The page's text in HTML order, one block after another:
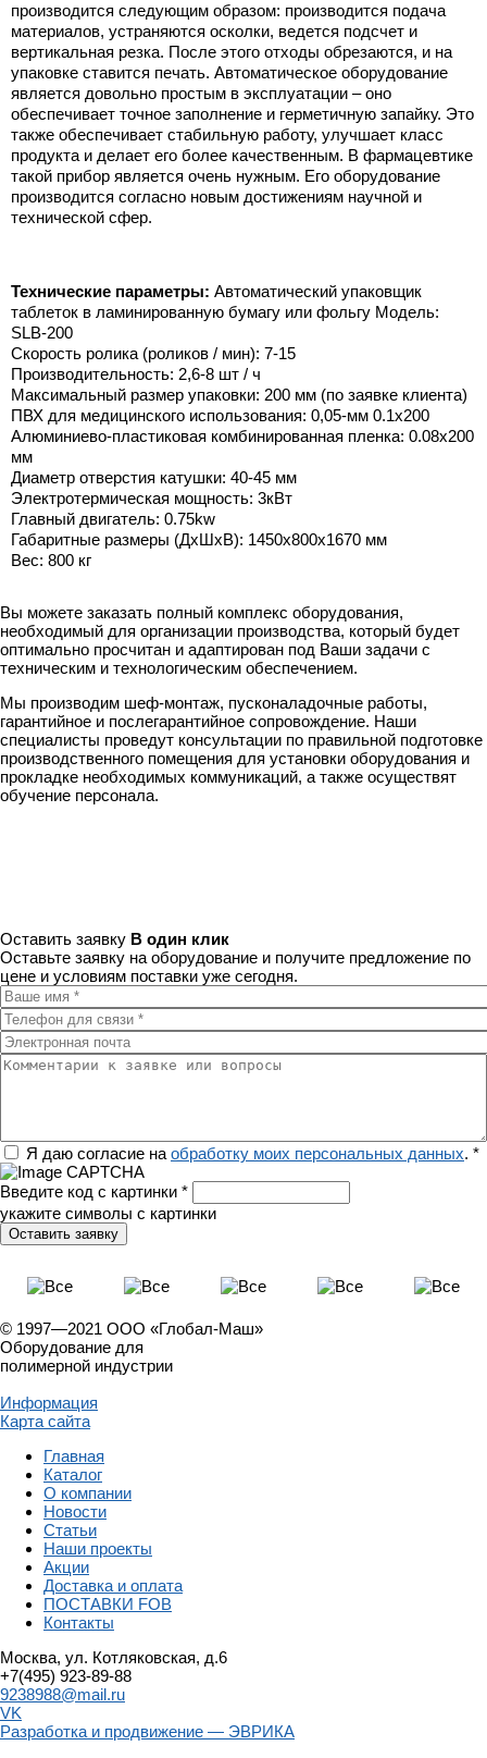
производится следующим образом: производится подача
материалов, устраняются осколки, ведется подсчет и
вертикальная резка. После этого отходы обрезаются, и на
упаковке ставится печать. Автоматическое оборудование
является довольно простым в эксплуатации – оно
обеспечивает точное заполнение и герметичную запайку. Это
также обеспечивает стабильную работу, улучшает класс
продукта и делает его более качественным. В фармацевтике
такой прибор является очень нужным. Его оборудование
производится согласно новым достижениям научной и
технической сфер.
Технические параметры: Автоматический упаковщик
таблеток в ламинированную бумагу или фольгу Модель:
SLB-200
Скорость ролика (роликов / мин): 7-15
Производительность: 2,6-8 шт / ч
Максимальный размер упаковки: 200 мм (по заявке клиента)
ПВХ для медицинского использования: 0,05-мм 0.1x200
Алюминиево-пластиковая комбинированная пленка: 0.08x200
мм
Диаметр отверстия катушки: 40-45 мм
Электротермическая мощность: 3кВт
Главный двигатель: 0.75kw
Габаритные размеры (ДхШхВ): 1450x800x1670 мм
Вес: 800 кг
Вы можете заказать полный комплекс оборудования,
необходимый для организации производства, который будет
оптимально просчитан и адаптирован под Ваши задачи с
техническим и технологическим обеспечением.
Мы производим шеф-монтаж, пусконаладочные работы,
гарантийное и послегарантийное сопровождение. Наши
специалисты проведут консультации по правильной подготовке
производственного помещения для установки оборудования и
прокладке необходимых коммуникаций, а также осуществят
обучение персонала.
Оставить заявку В один клик
Оставьте заявку на оборудование и получите предложение по
цене и условиям поставки уже сегодня.
Ваше имя*
Телефон для связи
Электронная почта
Комментарии к заявке или вопросы
РегионЯ даю согласие на обработку моих персональных данных. *
Введите код с картинки *
укажите символы с картинки
© 1997—2021 ООО «Глобал-Маш»
Оборудование для
полимерной индустрии
Информация
Карта сайта
Главная
Каталог
О компании
Новости
Статьи
Наши проекты
Акции
Доставка и оплата
ПОСТАВКИ FOB
Контакты
Москва, ул. Котляковская, д.6
+7(495) 923-89-88
9238988@mail.ru
VK
Разработка и продвижение — ЭВРИКА